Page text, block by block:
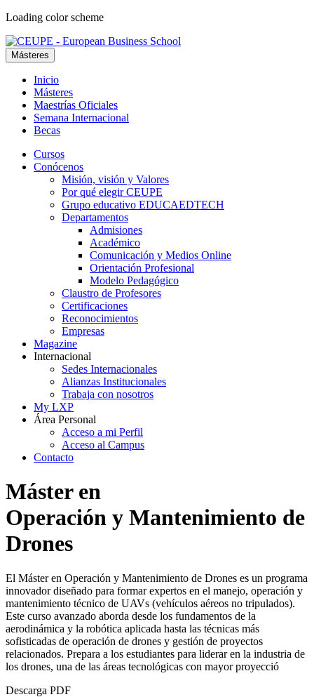
Loading color scheme
Másteres
Inicio
Másteres
Maestrías Oficiales
Semana Internacional
Becas
Cursos
Conócenos
Misión, visión y Valores
Por qué elegir CEUPE
Grupo educativo EDUCAEDTECH
Departamentos
Admisiones
Académico
Comunicación y Medios Online
Orientación Profesional
Modelo Pedagógico
Claustro de Profesores
Certificaciones
Reconocimientos
Empresas
Magazine
Internacional
Sedes Internacionales
Alianzas Institucionales
Trabaja con nosotros
My LXP
Área Personal
Acceso a mi Perfil
Acceso al Campus
Contacto
Máster en
Operación y Mantenimiento de
Drones
El Máster en Operación y Mantenimiento de Drones es un programa
innovador diseñado para formar expertos en el manejo, operación y
mantenimiento técnico de UAVs (vehículos aéreos no tripulados).
Este curso avanzado aborda desde los fundamentos de la
aerodinámica y la robótica aplicada hasta las técnicas más
sofisticadas de operación de drones y gestión de proyectos
relacionados. Prepara a los estudiantes para liderar en la industria de
los drones, una de las áreas tecnológicas con mayor proyecció
Descarga PDF